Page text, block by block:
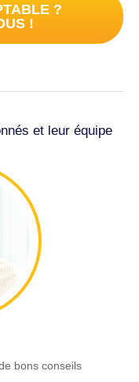
?
!
et leur équipe
bons conseils